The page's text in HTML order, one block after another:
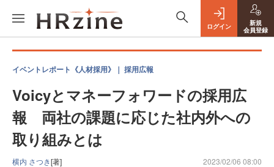
ログイン
新規
会員登録
イベントレポート《人材採用》｜ 採用広報
Voicyとマネーフォワードの採用広
報 両社の課題に応じた社内外への
取り組みとは
横内 さつき[著] 2023/02/06 08:00